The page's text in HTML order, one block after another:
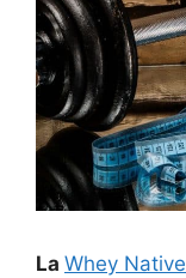
La Whey